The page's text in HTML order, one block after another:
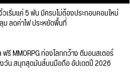
เริ่มแค่ 5 พัน มีครบไม่ต้องประกอบคอมใหม่
ม ลดค่าไฟ ประหยัดพื้นที่
ฟรี MMORPG ท่องโลกกว้าง ตีมอนสเตอร์
วัน สนุกสุดมันส์บนมือถือ อัปเดตปี 2026